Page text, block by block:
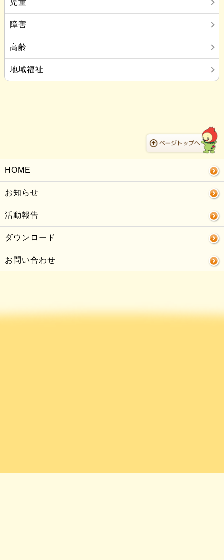
児童
障害
高齢
地域福祉
HOME
お知らせ
活動報告
ダウンロード
お問い合わせ